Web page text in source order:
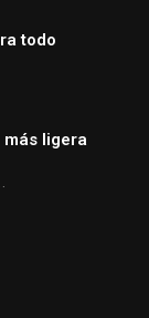
todo
ligera